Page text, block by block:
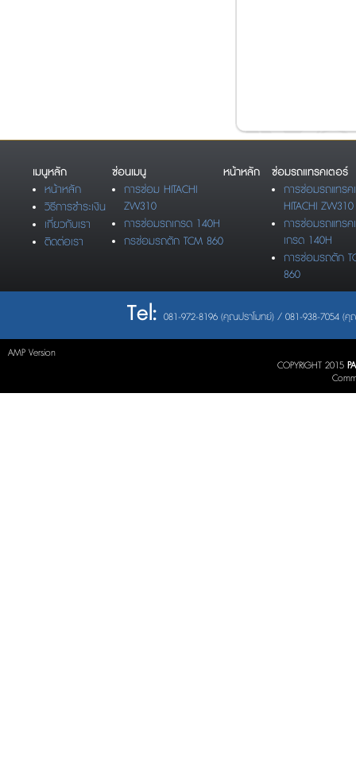
เมนูหลัก
หน้าหลัก
วิธีการชำระเงิน
เกี่ยวกับเรา
ติดต่อเรา
ซ่อนเมนู
การซ่อม HITACHI
ZW310
การซ่อมรถเกรด 140H
กรซ่อมรถตัก TCM 860
หน้าหลัก
ซ่อมรถแทรคเตอร์
การซ่อมรถแทรค
HITACHI ZW310
การซ่อมรถแทรค
เกรด 140H
การซ่อมรถตัก
860
Tel: 081-972-8196 (คุณปราโมทย์) / 081-938-7054
AMP Version
COPYRIGHT 2015